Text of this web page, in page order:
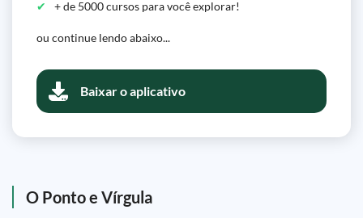
+ de 5000 cursos para você explorar!
ou continue lendo abaixo...
Baixar o aplicativo
O Ponto e Vírgula